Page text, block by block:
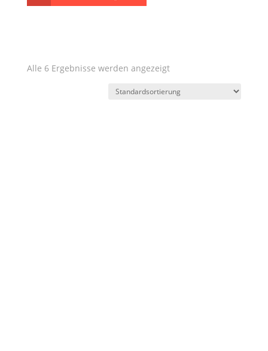
Alle 6 Ergebnisse werden angezeigt